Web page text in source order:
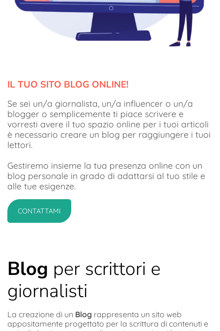
IL TUO SITO BLOG ONLINE!
Se sei un/a giornalista, un/a influencer o un/a
blogger o semplicemente ti piace scrivere e
vorresti avere il tuo spazio online per i tuoi articoli
è necessario creare un blog per raggiungere i tuoi
lettori.
Gestiremo insieme la tua presenza online con un
blog personale in grado di adattarsi al tuo stile e
alle tue esigenze.
CONTATTAMI
Blog per scrittori e
giornalisti
La creazione di un Blog rappresenta un sito web
appositamente progettato per la scrittura di contenuti e